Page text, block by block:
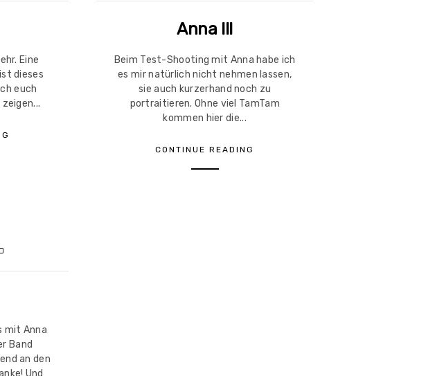
Eine
dieses
euch
Anna III
Beim Test-Shooting mit Anna habe ich
es mir natürlich nicht nehmen lassen,
sie auch kurzerhand noch zu
portraitieren. Ohne viel TamTam
kommen hier die...
CONTINUE READING
mit Anna
Band
an den
Und